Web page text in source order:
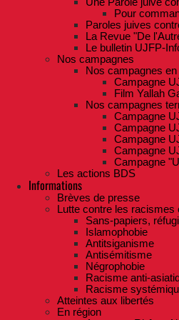
Pour
Paroles juives
La Revue "De
Le bulletin UJFP-
Nos campagnes
Nos campagnes
Campagne
Film Yallah
Nos campagnes
Campagne
Campagne
Campagne
Campagne
Campagne
Les actions BDS
Informations
Brèves de presse
Lutte contre les racismes
Sans-papiers,
Islamophobie
Antitsiganisme
Antisémitisme
Négrophobie
Racisme anti-
Racisme
Atteintes aux libertés
En région